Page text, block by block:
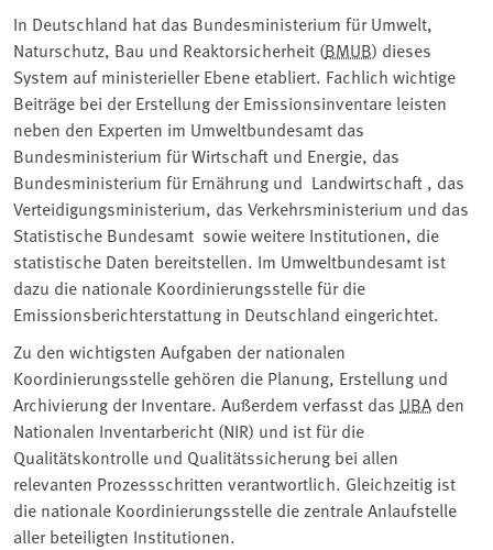
In Deutschland hat das Bundesministerium für Umwelt,
Naturschutz, Bau und Reaktorsicherheit (BMUB) dieses
System auf ministerieller Ebene etabliert. Fachlich wichtige
Beiträge bei der Erstellung der Emissionsinventare leisten
neben den Experten im Umweltbundesamt das
Bundesministerium für Wirtschaft und Energie, das
Bundesministerium für Ernährung und Landwirtschaft , das
Verteidigungsministerium, das Verkehrsministerium und das
Statistische Bundesamt sowie weitere Institutionen, die
statistische Daten bereitstellen. Im Umweltbundesamt ist
dazu die nationale Koordinierungsstelle für die
Emissionsberichterstattung in Deutschland eingerichtet.
Zu den wichtigsten Aufgaben der nationalen
Koordinierungsstelle gehören die Planung, Erstellung und
Archivierung der Inventare. Außerdem verfasst das UBA den
Nationalen Inventarbericht (NIR) und ist für die
Qualitätskontrolle und Qualitätssicherung bei allen
relevanten Prozessschritten verantwortlich. Gleichzeitig ist
die nationale Koordinierungsstelle die zentrale Anlaufstelle
aller beteiligten Institutionen.